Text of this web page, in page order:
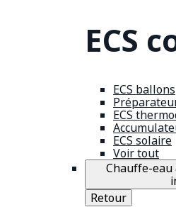
ECS
ECS ballons
ECS
ECS solaire
Voir tout
Chauffe-eau
Retour